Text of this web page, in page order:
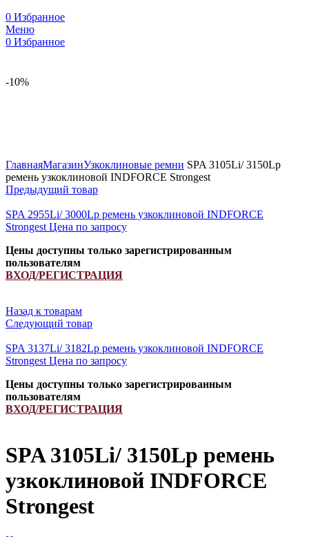
0 Избранное
Меню
0 Избранное
-10%
ГлавнаяМагазинУзкоклиновые ремни SPA 3105Li/ 3150Lp
ремень узкоклиновой INDFORCE Strongest
Предыдущий товар
SPA 2955Li/ 3000Lp ремень узкоклиновой INDFORCE
Strongest Цена по запросу
Цены доступны только зарегистрированным
пользователям
ВХОД/РЕГИСТРАЦИЯ
Назад к товарам
Следующий товар
SPA 3137Li/ 3182Lp ремень узкоклиновой INDFORCE
Strongest Цена по запросу
Цены доступны только зарегистрированным
пользователям
ВХОД/РЕГИСТРАЦИЯ
SPA 3105Li/ 3150Lp ремень
узкоклиновой INDFORCE
Strongest